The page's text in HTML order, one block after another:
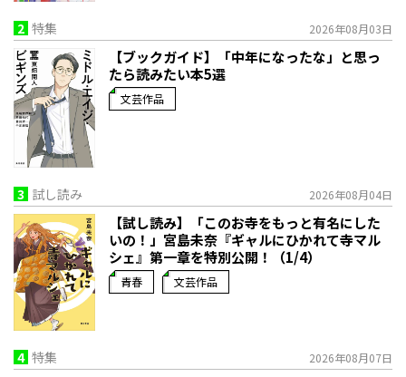
2 特集 2026年08月03日
【ブックガイド】「中年になったな」と思っ
たら読みたい本5選
文芸作品
3 試し読み 2026年08月04日
【試し読み】「このお寺をもっと有名にした
いの！」宮島未奈『ギャルにひかれて寺マル
シェ』第一章を特別公開！（1/4）
青春 文芸作品
4 特集 2026年08月07日